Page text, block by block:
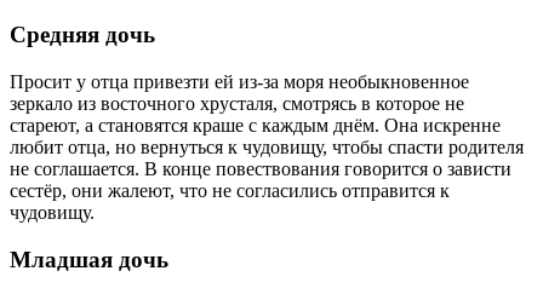
Средняя дочь
Просит у отца привезти ей из-за моря необыкновенное
зеркало из восточного хрусталя, смотрясь в которое не
стареют, а становятся краше с каждым днём. Она искренне
любит отца, но вернуться к чудовищу, чтобы спасти родителя
не соглашается. В конце повествования говорится о зависти
сестёр, они жалеют, что не согласились отправится к
чудовищу.
Младшая дочь